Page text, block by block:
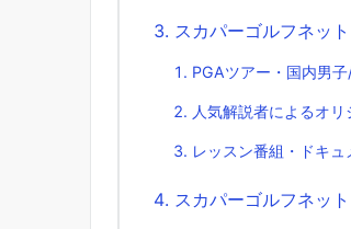
スカパーゴルフネッ
PGAツアー・国内男
人気解説者によるオリ
レッスン番組・ドキュ
スカパーゴルフネッ